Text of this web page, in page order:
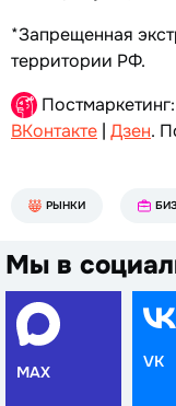
*Запрещенная
территории РФ.
Постмаркетинг:
ВКонтакте | Дзен.
РЫНКИ
Мы в
MAX
VK